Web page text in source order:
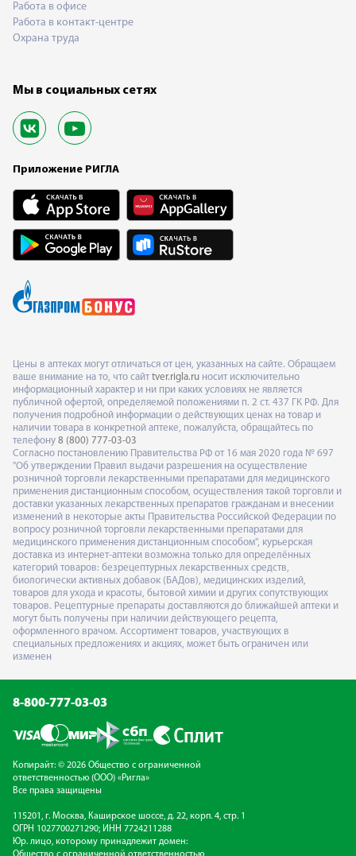
Работа в офисе
Работа в контакт-центре
Охрана труда
Мы в социальных сетях
Приложение РИГЛА
Цены в аптеках могут отличаться от цен, указанных на сайте. Обращаем
ваше внимание на то, что сайт tver.rigla.ru носит исключительно
информационный характер и ни при каких условиях не является
публичной офертой, определяемой положениями п. 2 ст. 437 ГК РФ. Для
получения подробной информации о действующих ценах на товар и
наличии товара в конкретной аптеке, пожалуйста, обращайтесь по
телефону 8 (800) 777-03-03
Согласно постановлению Правительства РФ от 16 мая 2020 года № 697
"Об утверждении Правил выдачи разрешения на осуществление
розничной торговли лекарственными препаратами для медицинского
применения дистанционным способом, осуществления такой торговли и
доставки указанных лекарственных препаратов гражданам и внесении
изменений в некоторые акты Правительства Российской Федерации по
вопросу розничной торговли лекарственными препаратами для
медицинского применения дистанционным способом", курьерская
доставка из интернет-аптеки возможна только для определённых
категорий товаров: безрецептурных лекарственных средств,
биологически активных добавок (БАДов), медицинских изделий,
товаров для ухода и красоты, бытовой химии и других сопутствующих
товаров. Рецептурные препараты доставляются до ближайшей аптеки и
могут быть получены при наличии действующего рецепта,
оформленного врачом. Ассортимент товаров, участвующих в
специальных предложениях и акциях, может быть ограничен или
изменен
8-800-777-03-03
Копирайт: © 2026 Общество с ограниченной
ответственностью (ООО) «Ригла»
Все права защищены
115201, г. Москва, Каширское шоссе, д. 22, корп. 4, стр. 1
ОГРН 1027700271290; ИНН 7724211288
Юр. лицо, которому принадлежит домен: